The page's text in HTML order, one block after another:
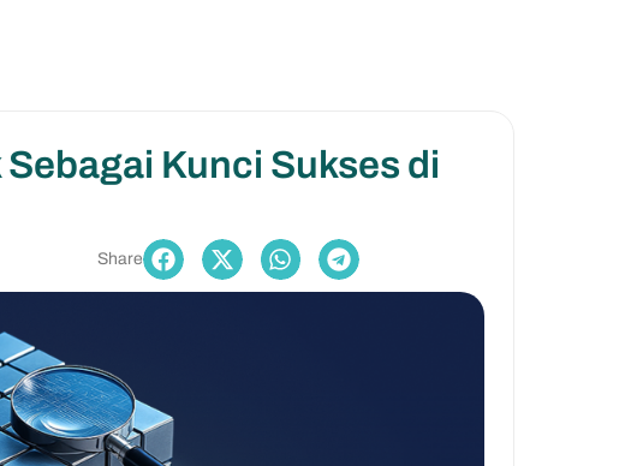
Kunci Sukses di
Share